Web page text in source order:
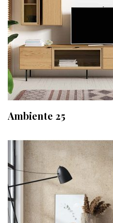
Ambiente 25